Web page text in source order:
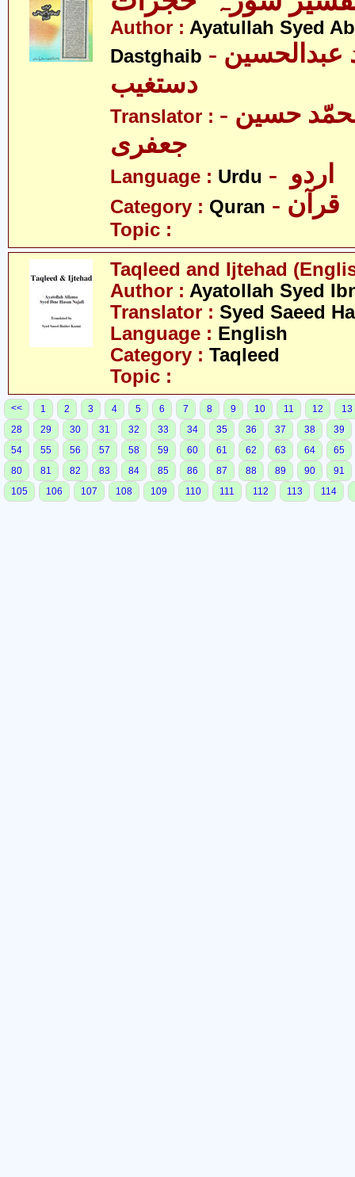
Author : Ayatullah Syed
Dastghaib - آیت اللہ سیّد عبدالحسین
دستغیب
Translator : - مولانا محمّد حسین
جعفری
Language : Urdu
Category : Quran - قرآن
Topic :
Taqleed and Ijtehad
Author : Ayatollah Syed
Translator : Syed Saeed
Language : English
Category : Taqleed
Topic :
<< 1 2 3 4 5 6 7 8 9 10 11 12
13
28
29 30 31 32 33 34 35 36 37 38
39
54
55 56 57 58 59 60 61 62 63 64
65
80
81 82 83 84 85 86 87 88 89 90
91
105
106 107 108 109 110 111 112 113 114